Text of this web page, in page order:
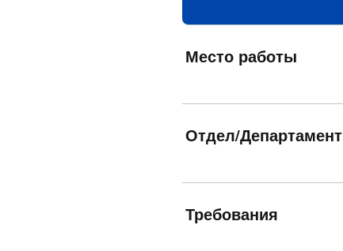
Место работы
Отдел/Департамент
Требования